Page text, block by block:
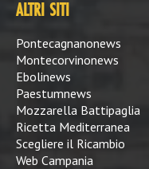
ALTRI SITI
Pontecagnanonews
Montecorvinonews
Ebolinews
Paestumnews
Mozzarella Battipaglia
Ricetta Mediterranea
Scegliere il Ricambio
Web Campania